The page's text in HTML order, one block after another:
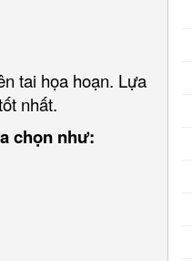
tai họa hoạn. Lựa
nhất.
chọn như: